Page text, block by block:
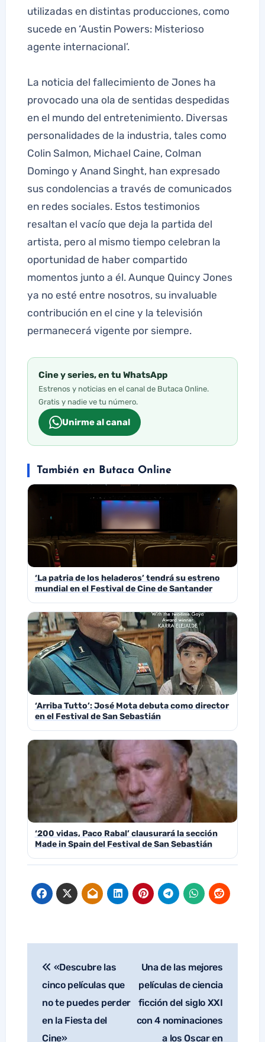
utilizadas en distintas producciones, como
sucede en ‘Austin Powers: Misterioso
agente internacional’.
La noticia del fallecimiento de Jones ha
provocado una ola de sentidas despedidas
en el mundo del entretenimiento. Diversas
personalidades de la industria, tales como
Colin Salmon, Michael Caine, Colman
Domingo y Anand Singht, han expresado
sus condolencias a través de comunicados
en redes sociales. Estos testimonios
resaltan el vacío que deja la partida del
artista, pero al mismo tiempo celebran la
oportunidad de haber compartido
momentos junto a él. Aunque Quincy Jones
ya no esté entre nosotros, su invaluable
contribución en el cine y la televisión
permanecerá vigente por siempre.
Cine y series, en tu WhatsApp
Estrenos y noticias en el canal de Butaca Online.
Gratis y nadie ve tu número.
Unirme al canal
También en Butaca Online
‘La patria de los heladeros’ tendrá su estreno
mundial en el Festival de Cine de Santander
‘Arriba Tutto’: José Mota debuta como director
en el Festival de San Sebastián
‘200 vidas, Paco Rabal’ clausurará la sección
Made in Spain del Festival de San Sebastián
Navegación
de
«Descubre las
cinco películas que
no te puedes perder
en la Fiesta del
Cine»
Una de las mejores
películas de ciencia
ficción del siglo XXI
con 4 nominaciones
a los Oscar en